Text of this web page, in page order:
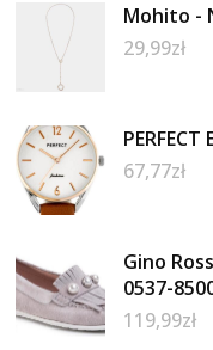
Mohito -
29,99zł
67,77zł
Gino
0537-
119,99zł